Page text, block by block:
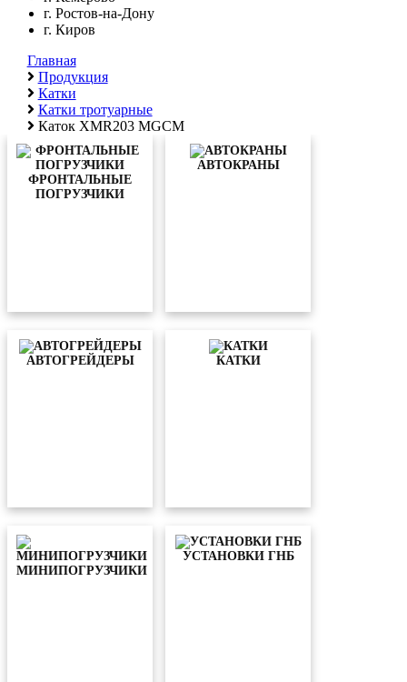
г. Ростов-на-Дону
г. Киров
Главная
Продукция
Катки
Катки тротуарные
Каток XMR203 MGCM
ФРОНТАЛЬНЫЕ
ПОГРУЗЧИКИ
АВТОКРАНЫ
АВТОГРЕЙДЕРЫ КАТКИ
МИНИПОГРУЗЧИКИ
УСТАНОВКИ ГНБ